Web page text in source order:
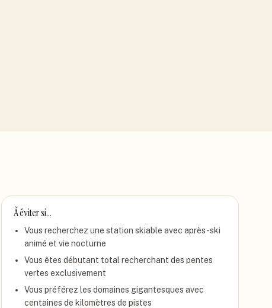
À éviter si…
Vous recherchez une station skiable avec après-ski
animé et vie nocturne
Vous êtes débutant total recherchant des pentes
vertes exclusivement
Vous préférez les domaines gigantesques avec
centaines de kilomètres de pistes